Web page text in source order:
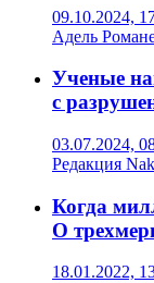
09.10.2024,
Адель
Ученые
с
03.07.2024,
Редакция
Когда
О
18.01.2022,